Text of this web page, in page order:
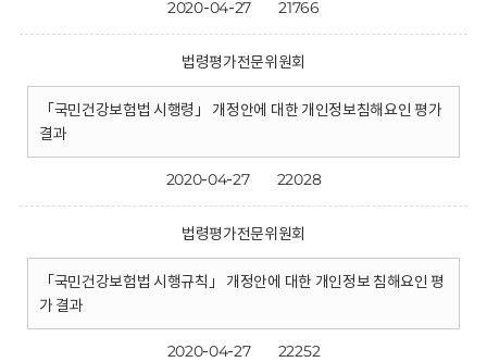
2020-04-27 21766
법령평가전문위원회
「국민건강보험법 시행령」 개정안에 대한 개인정보침해요인 평가
결과
2020-04-27 22028
법령평가전문위원회
「국민건강보험법 시행규칙」 개정안에 대한 개인정보 침해요인 평
가 결과
2020-04-27 22252